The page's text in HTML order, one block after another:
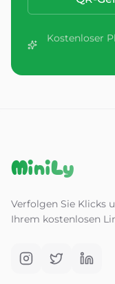
Kostenloser
MiniLy
Verfolgen Sie Klicks
Ihrem kostenlosen